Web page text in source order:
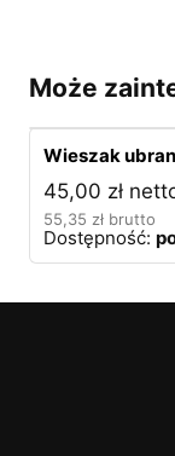
Może
Wieszak
45,00 zł
55,35 zł brutto
Dostępność: